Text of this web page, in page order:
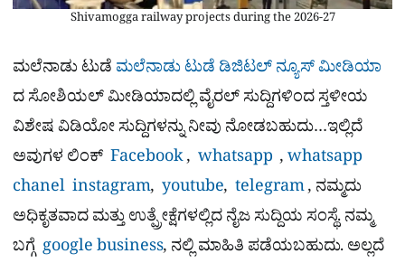
Shivamogga railway projects during the 2026-27
ಮಲೆನಾಡು ಟುಡೆ ಮಲೆನಾಡು ಟುಡೆ ಡಿಜಿಟಲ್ ನ್ಯೂಸ್ ಮೀಡಿಯಾ
ದ ಸೋಶಿಯಲ್​ ಮೀಡಿಯಾದಲ್ಲಿ ವೈರಲ್​ ಸುದ್ದಿಗಳಿಂದ ಸ್ತಳೀಯ
ವಿಶೇಷ ವಿಡಿಯೋ ಸುದ್ದಿಗಳನ್ನು ನೀವು ನೋಡಬಹುದು…ಇಲ್ಲಿದೆ
ಅವುಗಳ ಲಿಂಕ್ Facebook, whatsapp ,whatsapp
chanel instagram, youtube, telegram, ನಮ್ಮದು
ಅಧಿಕೃತವಾದ ಮತ್ತು ಉತ್ಪ್ರೇಕ್ಷೆಗಳಲ್ಲಿದ ನೈಜ ಸುದ್ದಿಯ ಸಂಸ್ಥೆ. ನಮ್ಮ
ಬಗ್ಗೆ google business, ನಲ್ಲಿ ಮಾಹಿತಿ ಪಡೆಯಬಹುದು. ಅಲ್ಲದೆ